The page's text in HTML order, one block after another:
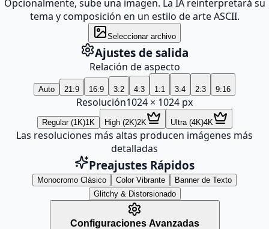
Opcionalmente, sube una imagen. La IA reinterpretará su
tema y composición en un estilo de arte ASCII.
Seleccionar archivo
Ajustes de salida
Relación de aspecto
Auto 21:9 16:9 3:2 4:3 1:1 3:4 2:3 9:16
Resolución1024 × 1024 px
Regular (1K)1K High (2K)2K Ultra (4K)4K
Las resoluciones más altas producen imágenes más
detalladas
Preajustes Rápidos
Monocromo Clásico Color Vibrante
Banner de Texto
Glitchy & Distorsionado
Configuraciones Avanzadas